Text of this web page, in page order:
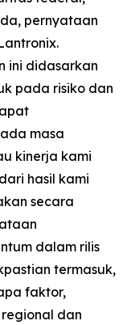
pernyataan
ini didasarkan
pada risiko dan
masa
kinerja kami
hasil kami
secara
dalam rilis
termasuk,
faktor,
dan